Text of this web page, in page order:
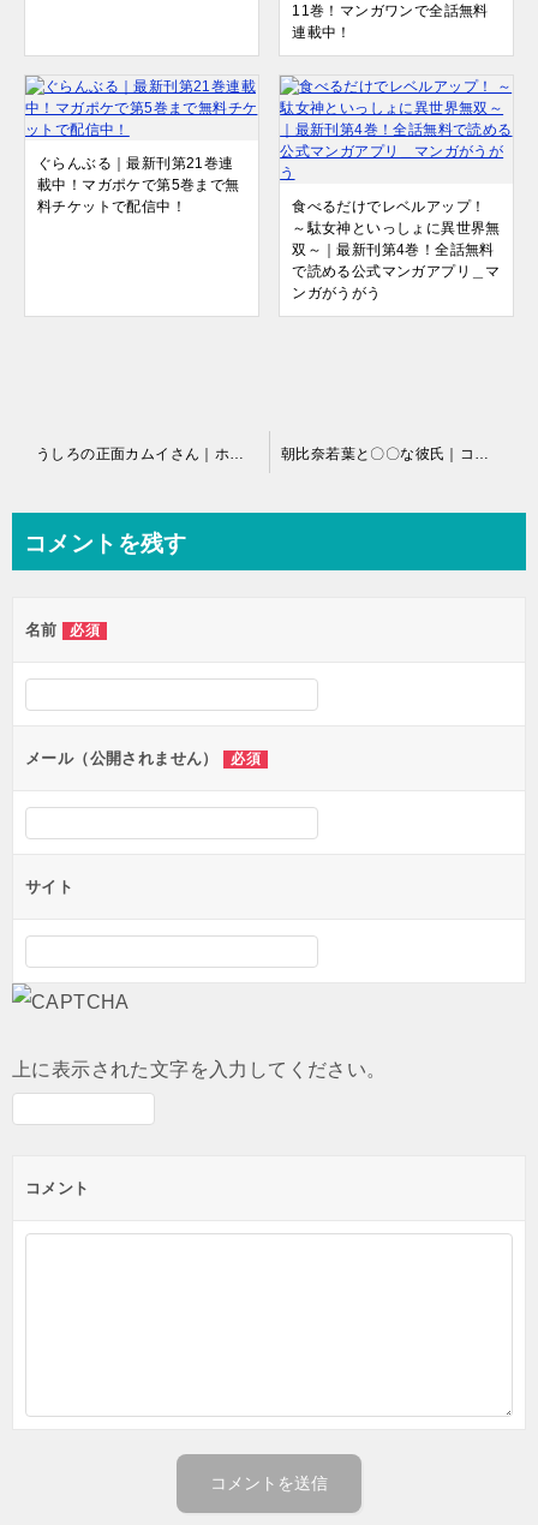
11巻！マンガワンで全話無料
連載中！
ぐらんぶる｜最新刊第21巻連
載中！マガポケで第5巻まで無
料チケットで配信中！
食べるだけでレベルアップ！
～駄女神といっしょに異世界無
双～｜最新刊第4巻！全話無料
で読める公式マンガアプリ＿マ
ンガがうがう
ビ
ー
シ
ョ
ン
うしろの正面カムイさん｜ホラー・コメディの決定版！除霊の仕方に爆笑必至！マンガワンで全話無料で連載中！ 朝比奈若葉と〇〇な彼氏｜コミカライズ第1巻＆第2巻同時発売！マンガUPで全話無料で連載開始！
コメントを残す
名前 必須
メール（公開されません） 必須
サイト
上に表示された文字を入力してください。
コメント